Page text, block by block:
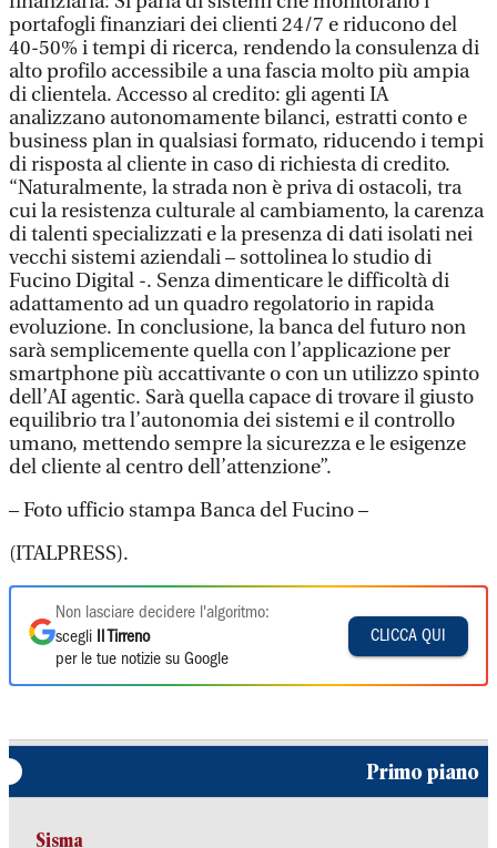
portafogli finanziari dei clienti 24/7 e riducono del
40-50% i tempi di ricerca, rendendo la consulenza di
alto profilo accessibile a una fascia molto più ampia
di clientela. Accesso al credito: gli agenti IA
analizzano autonomamente bilanci, estratti conto e
business plan in qualsiasi formato, riducendo i tempi
di risposta al cliente in caso di richiesta di credito.
“Naturalmente, la strada non è priva di ostacoli, tra
cui la resistenza culturale al cambiamento, la carenza
di talenti specializzati e la presenza di dati isolati nei
vecchi sistemi aziendali – sottolinea lo studio di
Fucino Digital -. Senza dimenticare le difficoltà di
adattamento ad un quadro regolatorio in rapida
evoluzione. In conclusione, la banca del futuro non
sarà semplicemente quella con l’applicazione per
smartphone più accattivante o con un utilizzo spinto
dell’AI agentic. Sarà quella capace di trovare il giusto
equilibrio tra l’autonomia dei sistemi e il controllo
umano, mettendo sempre la sicurezza e le esigenze
del cliente al centro dell’attenzione”.
– Foto ufficio stampa Banca del Fucino –
(ITALPRESS).
Non lasciare decidere l'algoritmo:
scegli
Il Tirreno
per le tue notizie su Google
CLICCA QUI
Primo piano
Sisma